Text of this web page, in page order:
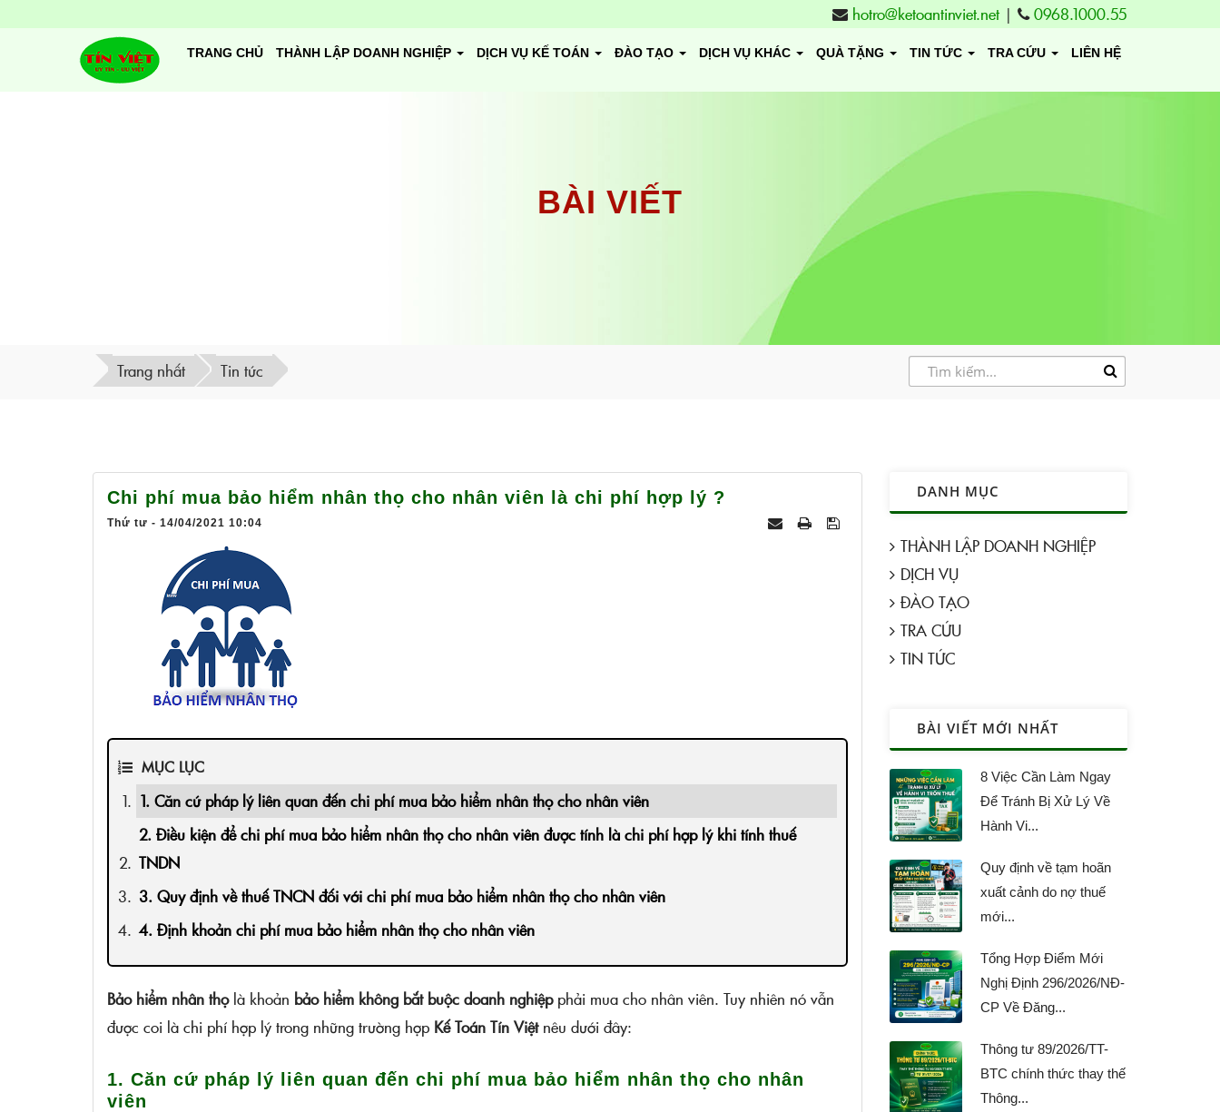
hotro@ketoantinviet.net | 0968.1000.55
TRANG CHỦ THÀNH LẬP DOANH NGHIỆP DỊCH VỤ KẾ TOÁN ĐÀO TẠO DỊCH VỤ KHÁC QUÀ TẶNG TIN TỨC TRA CỨU LIÊN HỆ
BÀI VIẾT
Trang nhất Tin tức
Chi phí mua bảo hiểm nhân thọ cho nhân viên là chi phí hợp lý ?
Thứ tư - 14/04/2021 10:04
MỤC LỤC
1. Căn cứ pháp lý liên quan đến chi phí mua bảo hiểm nhân thọ cho nhân viên
2. Điều kiện để chi phí mua bảo hiểm nhân thọ cho nhân viên được tính là chi phí hợp lý khi tính thuế
TNDN
3. Quy định về thuế TNCN đối với chi phí mua bảo hiểm nhân thọ cho nhân viên
4. Định khoản chi phí mua bảo hiểm nhân thọ cho nhân viên
Bảo hiểm nhân thọlà khoản bảo hiểm không bắt buộc doanh nghiệpphải mua cho nhân viên. Tuy nhiên nó vẫn
được coi là chi phí hợp lý trong những trường hợp Kế Toán Tín Việtnêu dưới đây:
1. Căn cứ pháp lý liên quan đến chi phí mua bảo hiểm nhân thọ cho nhân
viên
DANH MỤC
THÀNH LẬP DOANH NGHIỆP
DỊCH VỤ
ĐÀO TẠO
TRA CỨU
TIN TỨC
BÀI VIẾT MỚI NHẤT
8 Việc Cần Làm Ngay
Để Tránh Bị Xử Lý Về
Hành Vi...
Quy định về tạm hoãn
xuất cảnh do nợ thuế
mới...
Tổng Hợp Điểm Mới
Nghị Định 296/2026/NĐ-
CP Về Đăng...
Thông tư 89/2026/TT-
BTC chính thức thay thế
Thông...